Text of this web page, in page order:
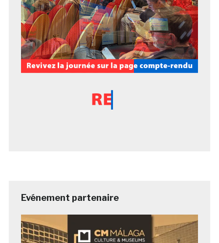
Evénement partenaire